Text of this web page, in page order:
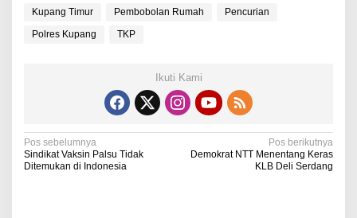
Kupang Timur Pembobolan Rumah
Pencurian
Polres Kupang
TKP
Ikuti Kami
N
a
Pos sebelumnya
Sindikat Vaksin Palsu Tidak
Ditemukan di Indonesia
Pos berikutnya
Demokrat NTT Menentang Keras
KLB Deli Serdang